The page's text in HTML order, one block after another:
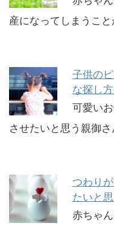
産になってしまうこ
子供の
な探し
可愛い
させたいと思う親御
つわり
たいと
赤ちゃ